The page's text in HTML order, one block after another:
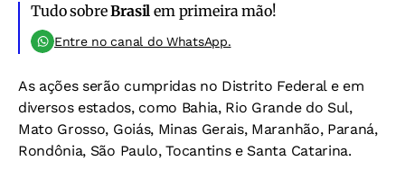
Tudo sobreBrasil em primeira mão!
Entre no canal do WhatsApp.
As ações serão cumpridas no Distrito Federal e em
diversos estados, como Bahia, Rio Grande do Sul,
Mato Grosso, Goiás, Minas Gerais, Maranhão, Paraná,
Rondônia, São Paulo, Tocantins e Santa Catarina.